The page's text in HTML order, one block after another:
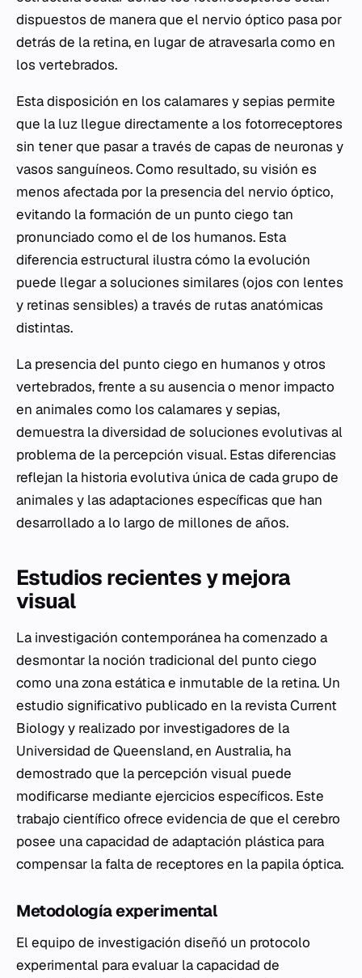
dispuestos de manera que el nervio óptico pasa por
detrás de la retina, en lugar de atravesarla como en
los vertebrados.
Esta disposición en los calamares y sepias permite
que la luz llegue directamente a los fotorreceptores
sin tener que pasar a través de capas de neuronas y
vasos sanguíneos. Como resultado, su visión es
menos afectada por la presencia del nervio óptico,
evitando la formación de un punto ciego tan
pronunciado como el de los humanos. Esta
diferencia estructural ilustra cómo la evolución
puede llegar a soluciones similares (ojos con lentes
y retinas sensibles) a través de rutas anatómicas
distintas.
La presencia del punto ciego en humanos y otros
vertebrados, frente a su ausencia o menor impacto
en animales como los calamares y sepias,
demuestra la diversidad de soluciones evolutivas al
problema de la percepción visual. Estas diferencias
reflejan la historia evolutiva única de cada grupo de
animales y las adaptaciones específicas que han
desarrollado a lo largo de millones de años.
Estudios recientes y mejora
visual
La investigación contemporánea ha comenzado a
desmontar la noción tradicional del punto ciego
como una zona estática e inmutable de la retina. Un
estudio significativo publicado en la revistaCurrent
Biologyy realizado por investigadores de la
Universidad de Queensland, en Australia, ha
demostrado que la percepción visual puede
modificarse mediante ejercicios específicos. Este
trabajo científico ofrece evidencia de que el cerebro
posee una capacidad de adaptación plástica para
compensar la falta de receptores en la papila óptica.
Metodología experimental
El equipo de investigación diseñó un protocolo
experimental para evaluar la capacidad de